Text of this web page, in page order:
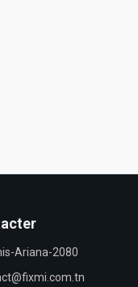
Ariana-2080